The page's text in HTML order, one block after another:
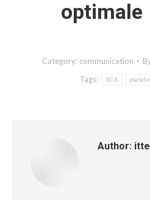
optimale
Category: communication
Tags:
3CX
Author: